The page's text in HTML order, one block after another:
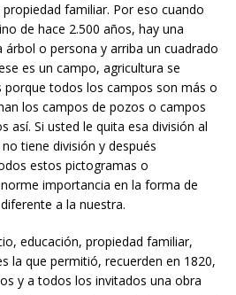
familiar. Por eso cuando
de hace 2.500 años, hay una
o persona y arriba un cuadrado
es un campo, agricultura se
porque todos los campos son más o
los campos de pozos o campos
así. Si usted le quita esa división al
tiene división y después
estos pictogramas o
importancia en la forma de
a la nuestra.
educación, propiedad familiar,
la que permitió, recuerden en 1820,
y a todos los invitados una obra